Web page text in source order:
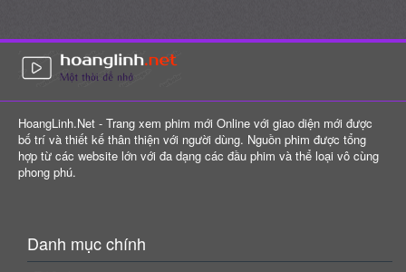
HoangLinh.Net - Trang xem phim mới Online với giao diện mới được
bố trí và thiết kế thân thiện với người dùng. Nguồn phim được tổng
hợp từ các website lớn với đa dạng các đầu phim và thể loại vô cùng
phong phú.
Danh mục chính